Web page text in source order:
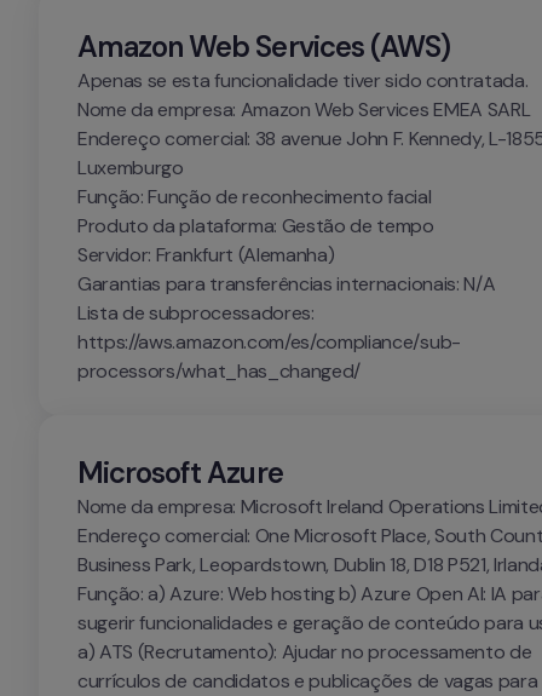
Amazon Web Services (AWS)
Apenas se esta funcionalidade tiver sido contratada.
Nome da empresa: Amazon Web Services EMEA SARL
Endereço comercial: 38 avenue John F. Kennedy, L-
Luxemburgo
Função: Função de reconhecimento facial
Produto da plataforma: Gestão de tempo
Servidor: Frankfurt (Alemanha)
Garantias para transferências internacionais: N/A
Lista de subprocessadores:
https://aws.amazon.com/es/compliance/sub-
processors/what_has_changed/
Microsoft Azure
Nome da empresa: Microsoft Ireland Operations
Endereço comercial: One Microsoft Place, South
Business Park, Leopardstown, Dublin 18, D18 P521,
Função: a) Azure: Web hosting b) Azure Open AI: IA
sugerir funcionalidades e geração de conteúdo para
a) ATS (Recrutamento): Ajudar no processamento de
currículos de candidatos e publicações de vagas para